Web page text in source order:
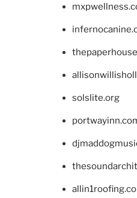
solslite.org